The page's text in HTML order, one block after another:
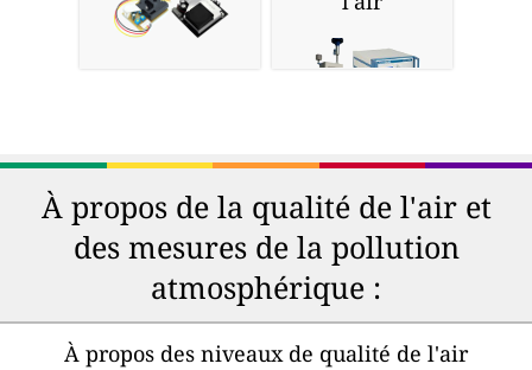
À propos de la qualité de l'air et
des mesures de la pollution
atmosphérique :
À propos des niveaux de qualité de l'air